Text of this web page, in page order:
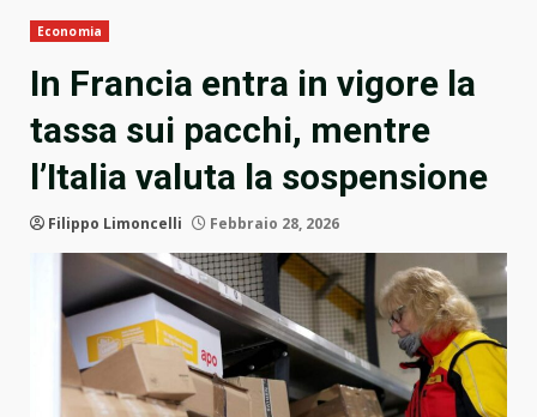
Economia
In Francia entra in vigore la
tassa sui pacchi, mentre
l’Italia valuta la sospensione
Filippo Limoncelli Febbraio 28, 2026